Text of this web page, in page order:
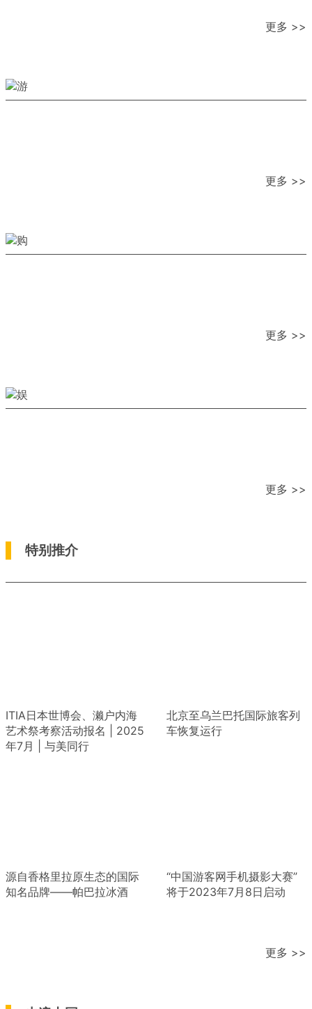
更多 >>
更多 >>
更多 >>
更多 >>
特别推介
ITIA日本世博会、濑户内海
艺术祭考察活动报名 | 2025
年7月 | 与美同行
北京至乌兰巴托国际旅客列
车恢复运行
源自香格里拉原生态的国际
知名品牌——帕巴拉冰酒
“中国游客网手机摄影大赛”
将于2023年7月8日启动
更多 >>